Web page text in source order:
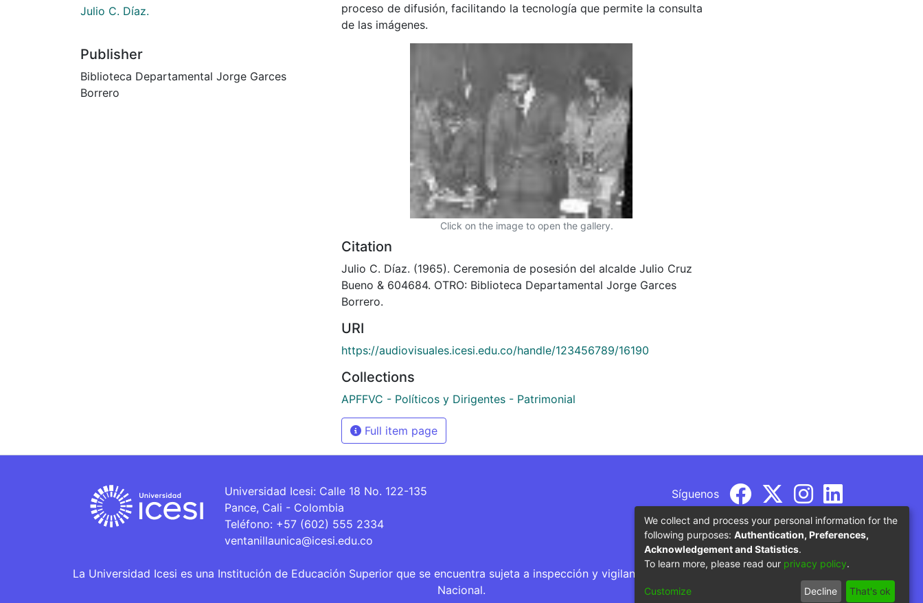
Julio C. Díaz.
Publisher
Biblioteca Departamental Jorge Garces
Borrero
proceso de difusión, facilitando la tecnología que permite la consulta
de las imágenes.
Click on the image to open the gallery.
Citation
Julio C. Díaz. (1965). Ceremonia de posesión del alcalde Julio Cruz
Bueno & 604684. OTRO: Biblioteca Departamental Jorge Garces
Borrero.
URI
https://audiovisuales.icesi.edu.co/handle/123456789/16190
Collections
APFFVC - Políticos y Dirigentes - Patrimonial
Full item page
Universidad Icesi: Calle 18 No. 122-135
Pance, Cali - Colombia
Teléfono: +57 (602) 555 2334
ventanillaunica@icesi.edu.co
Síguenos
La Universidad Icesi es una Institución de Educación Superior que se encuentra sujeta a inspección y vigilancia por parte del Ministerio de Educación
Nacional.
We collect and process your personal information for the
following purposes: Authentication, Preferences,
Acknowledgement and Statistics.
To learn more, please read our privacy policy.
Customize Decline That's ok